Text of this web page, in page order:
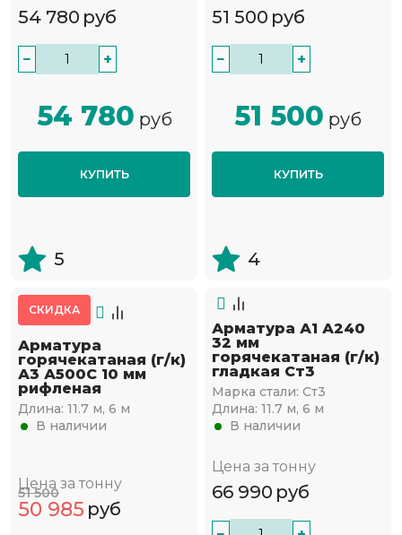
54 780 руб
− +
54 780 руб
КУПИТЬ
5
51 500 руб
− +
51 500 руб
КУПИТЬ
4
СКИДКА
Арматура
горячекатаная (г/к)
А3 А500С 10 мм
рифленая
Длина: 11.7 м, 6 м
В наличии
Цена за тонну
51 500
50 985 руб
Арматура А1 А240
32 мм
горячекатаная (г/к)
гладкая Ст3
Марка стали: Ст3
Длина: 11.7 м, 6 м
В наличии
Цена за тонну
66 990 руб